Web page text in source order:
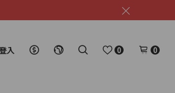
入 0 0